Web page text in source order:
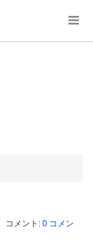
コメント: 0 コメン